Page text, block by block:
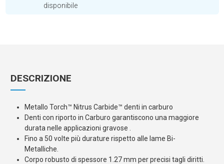
disponibile
DESCRIZIONE
Metallo Torch™ Nitrus Carbide™ denti in carburo
Denti con riporto in Carburo garantiscono una maggiore
durata nelle applicazioni gravose .
Fino a 50 volte più durature rispetto alle lame Bi-
Metalliche.
Corpo robusto di spessore 1.27 mm per precisi tagli diritti.